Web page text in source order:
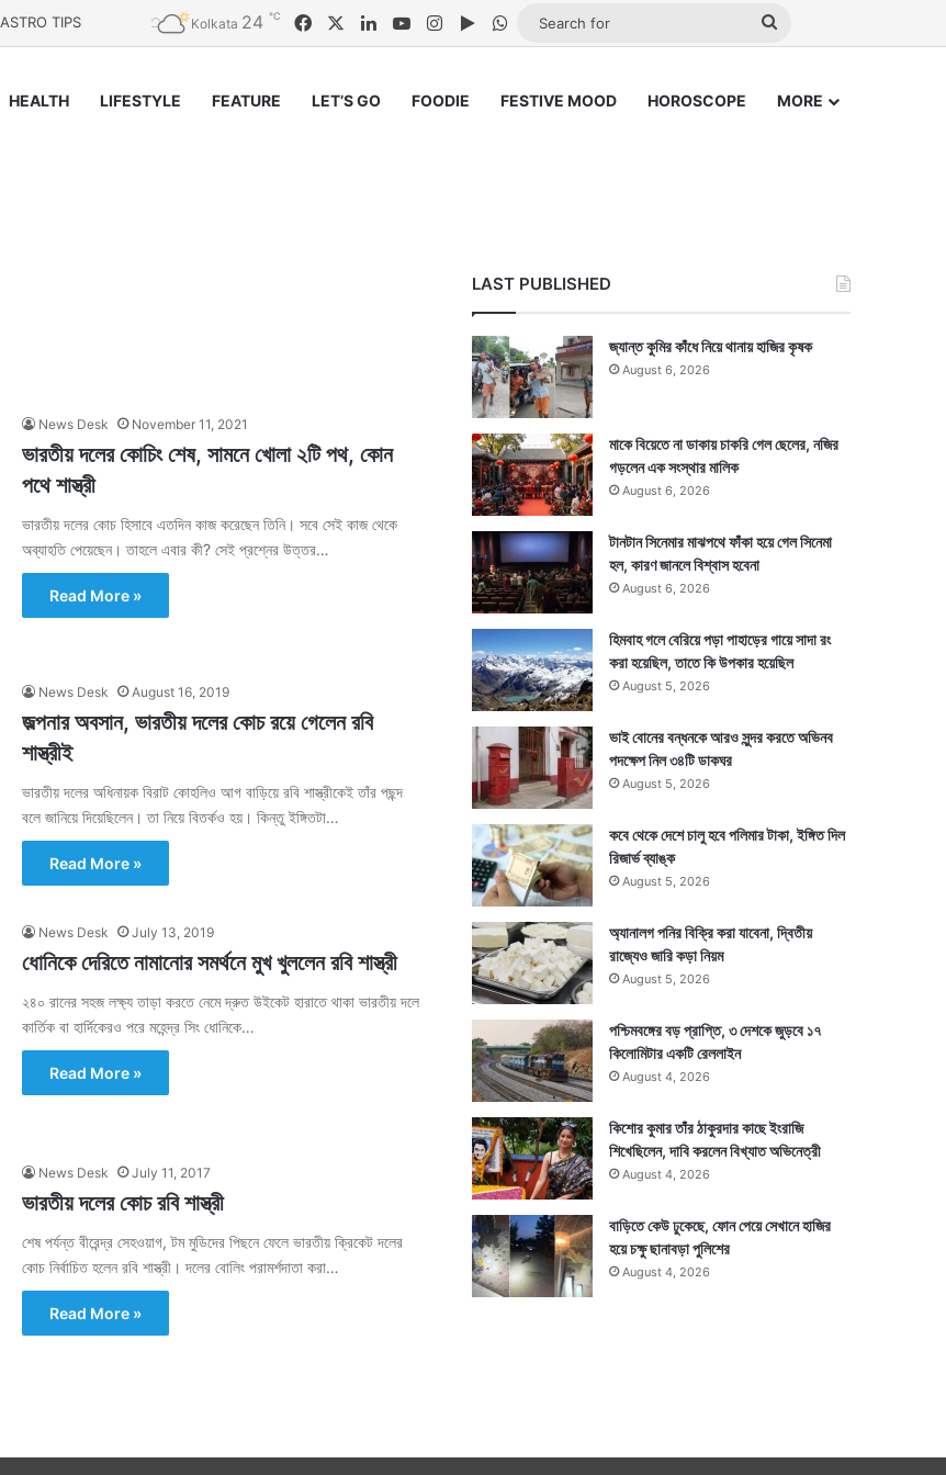
ASTRO TIPS Kolkata 24 ℃ FacebookLinkedInYouTubeInstagram
Google Play
WhatsApp
HEALTH LIFESTYLE FEATURE LET’S GO FOODIE FESTIVE MOOD HOROSCOPE MORE
News Desk November 11, 2021
ভারতীয় দলের কোচিং শেষ, সামনে খোলা ২টি পথ, কোন
পথে শাস্ত্রী
ভারতীয় দলের কোচ হিসাবে এতদিন কাজ করেছেন তিনি। সবে সেই কাজ থেকে
অব্যাহতি পেয়েছেন। তাহলে এবার কী? সেই প্রশ্নের উত্তর…
Read More »
News Desk August 16, 2019
জল্পনার অবসান, ভারতীয় দলের কোচ রয়ে গেলেন রবি
শাস্ত্রীই
ভারতীয় দলের অধিনায়ক বিরাট কোহলিও আগ বাড়িয়ে রবি শাস্ত্রীকেই তাঁর পছন্দ
বলে জানিয়ে দিয়েছিলেন। তা নিয়ে বিতর্কও হয়। কিন্তু ইঙ্গিতটা…
Read More »
News Desk July 13, 2019
ধোনিকে দেরিতে নামানোর সমর্থনে মুখ খুললেন রবি শাস্ত্রী
২৪০ রানের সহজ লক্ষ্য তাড়া করতে নেমে দ্রুত উইকেট হারাতে থাকা ভারতীয় দলে
কার্তিক বা হার্দিকেরও পরে মহেন্দ্র সিং ধোনিকে…
Read More »
News Desk July 11, 2017
ভারতীয় দলের কোচ রবি শাস্ত্রী
শেষ পর্যন্ত বীরেন্দ্র সেহওয়াগ, টম মুডিদের পিছনে ফেলে ভারতীয় ক্রিকেট দলের
কোচ নির্বাচিত হলেন রবি শাস্ত্রী। দলের বোলিং পরামর্শদাতা করা…
Read More »
LAST PUBLISHED
জ্যান্ত কুমির কাঁধে নিয়ে থানায় হাজির কৃষক
August 6, 2026
মাকে বিয়েতে না ডাকায় চাকরি গেল ছেলের, নজির
গড়লেন এক সংস্থার মালিক
August 6, 2026
টানটান সিনেমার মাঝপথে ফাঁকা হয়ে গেল সিনেমা
হল, কারণ জানলে বিশ্বাস হবেনা
August 6, 2026
হিমবাহ গলে বেরিয়ে পড়া পাহাড়ের গায়ে সাদা রং
করা হয়েছিল, তাতে কি উপকার হয়েছিল
August 5, 2026
ভাই বোনের বন্ধনকে আরও সুন্দর করতে অভিনব
পদক্ষেপ নিল ৩৪টি ডাকঘর
August 5, 2026
কবে থেকে দেশে চালু হবে পলিমার টাকা, ইঙ্গিত দিল
রিজার্ভ ব্যাঙ্ক
August 5, 2026
অ্যানালগ পনির বিক্রি করা যাবেনা, দ্বিতীয়
রাজ্যেও জারি কড়া নিয়ম
August 5, 2026
পশ্চিমবঙ্গের বড় প্রাপ্তি, ৩ দেশকে জুড়বে ১৭
কিলোমিটার একটি রেললাইন
August 4, 2026
কিশোর কুমার তাঁর ঠাকুরদার কাছে ইংরাজি
শিখেছিলেন, দাবি করলেন বিখ্যাত অভিনেত্রী
August 4, 2026
বাড়িতে কেউ ঢুকেছে, ফোন পেয়ে সেখানে হাজির
হয়ে চক্ষু ছানাবড়া পুলিশের
August 4, 2026